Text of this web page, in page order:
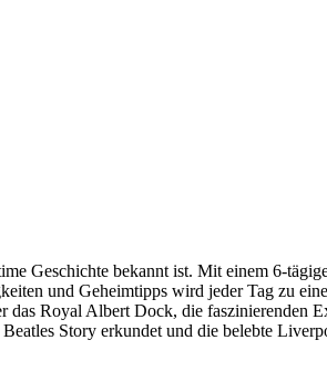
Geschichte bekannt ist. Mit einem 6-
und Geheimtipps wird jeder Tag zu
Royal Albert Dock, die faszinierenden
Story erkundet und die belebte